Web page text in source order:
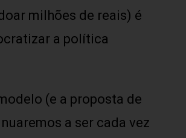
milhões de reais) é
a política
(e a proposta de
a ser cada vez